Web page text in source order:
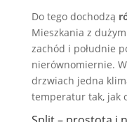
Do tego dochodzą
Mieszkania z
zachód i południe
nierównomiernie.
drzwiach jedna
temperatur tak, jak